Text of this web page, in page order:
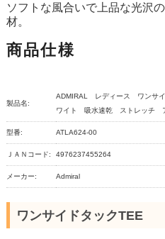
ソフトな風合いで上品な光沢
材。
商品仕様
製品名:
ADMIRAL レディース ワンサ
ワイト 吸水速乾 ストレッチ
型番: ATLA624-00
ＪＡＮコード: 4976237455264
メーカー: Admiral
ワンサイドタックTEE